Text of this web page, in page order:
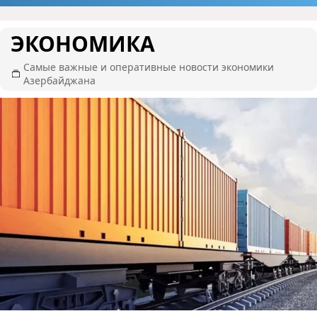
ЭКОНОМИКА
Самые важные и оперативные новости экономики
Азербайджана